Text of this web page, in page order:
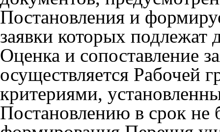
Постановления и
заявки которых
Оценка и сопоставление
осуществляется Рабочей
критериями,
Постановлению в срок не